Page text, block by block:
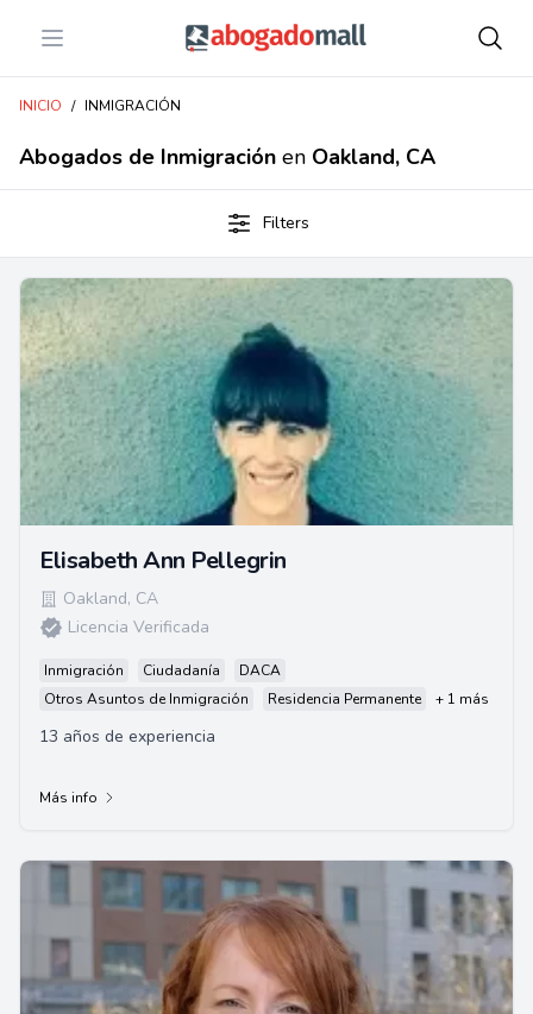
Open menu Abogadomall
INICIO / INMIGRACIÓN
Abogados de Inmigración en Oakland, CA
Filters
Elisabeth Ann Pellegrin
Oakland, CA
Licencia Verificada
Inmigración Ciudadanía
DACA
Otros Asuntos de Inmigración
Residencia Permanente + 1 más
13 años de experiencia
Más info